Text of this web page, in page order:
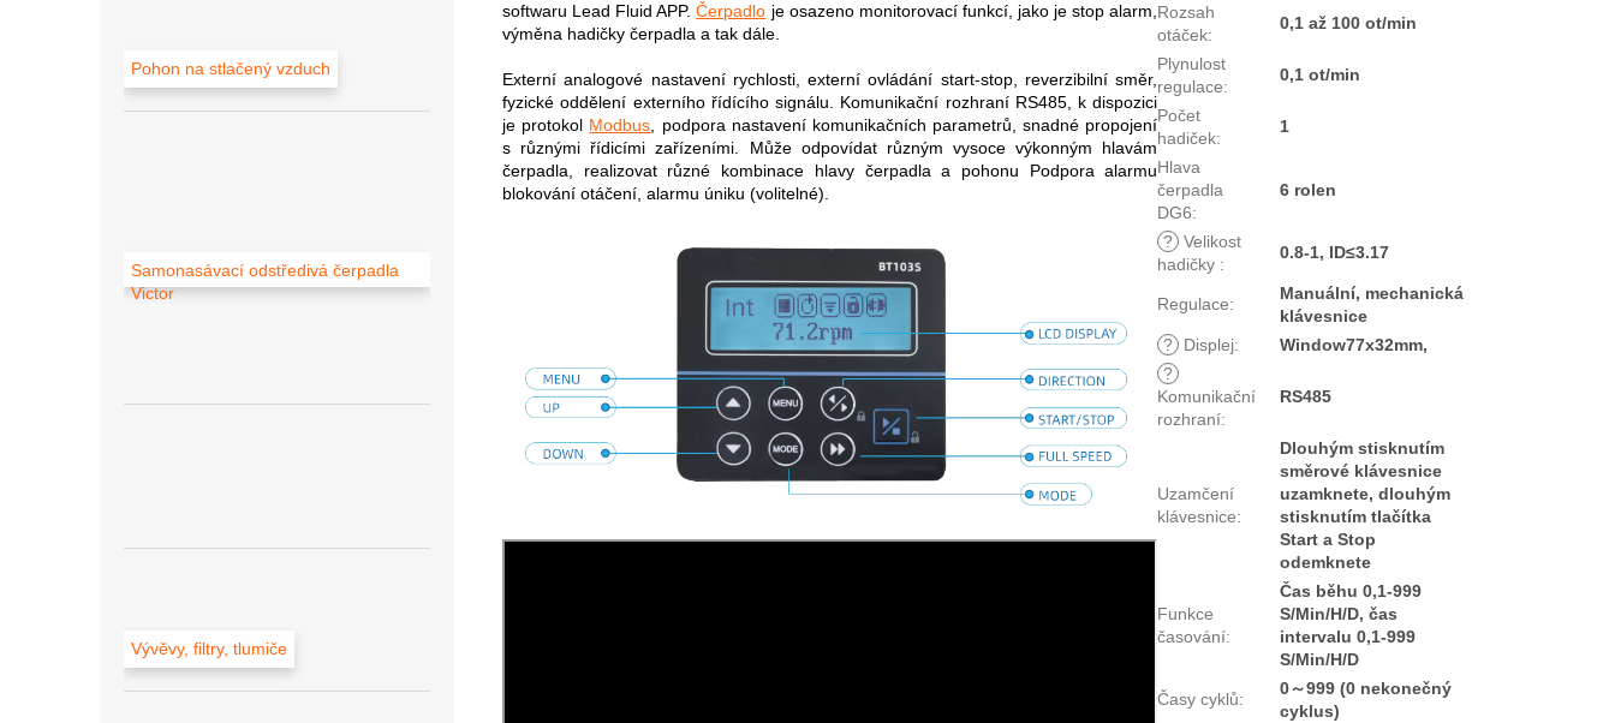
Pohon na stlačený vzduch
Samonasávací odstředivá čerpadla
Victor
Vývěvy, filtry, tlumiče
softwaru Lead Fluid APP.Čerpadlo je osazeno monitorovací funkcí, jako je stop alarm,
výměna hadičky čerpadla a tak dále.
Externí analogové nastavení rychlosti, externí ovládání start-stop, reverzibilní směr,
fyzické oddělení externího řídícího signálu. Komunikační rozhraní RS485, k dispozici
je protokol Modbus, podpora nastavení komunikačních parametrů, snadné propojení
s různými řídicími zařízeními. Může odpovídat různým vysoce výkonným hlavám
čerpadla, realizovat různé kombinace hlavy čerpadla a pohonu Podpora alarmu
blokování otáčení, alarmu úniku (volitelné).
Rozsah
otáček:
0,1 až 100 ot/min
Plynulost
regulace:
0,1 ot/min
Počet
hadiček:
1
Hlava
čerpadla
DG6:
6 rolen
? Velikost
hadičky :
0.8-1, ID≤3.17
Regulace:
Manuální, mechanická
klávesnice
?
Displej:
Window77x32mm,
?
Komunikační
rozhraní:
RS485
Uzamčení
klávesnice:
Dlouhým stisknutím
směrové klávesnice
uzamknete, dlouhým
stisknutím tlačítka
Start a Stop
odemknete
Funkce
časování:
Čas běhu 0,1-999
S/Min/H/D, čas
intervalu 0,1-999
S/Min/H/D
Časy cyklů:
0～999 (0 nekonečný
cyklus)